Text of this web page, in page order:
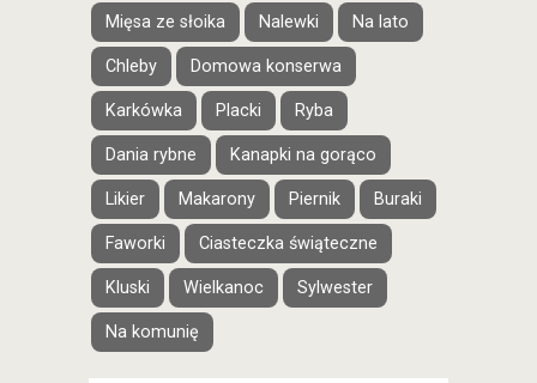
Mięsa ze słoika Nalewki Na lato
Chleby Domowa konserwa
Karkówka Placki Ryba
Dania rybne Kanapki na gorąco
Likier Makarony Piernik Buraki
Faworki Ciasteczka świąteczne
Kluski Wielkanoc Sylwester
Na komunię